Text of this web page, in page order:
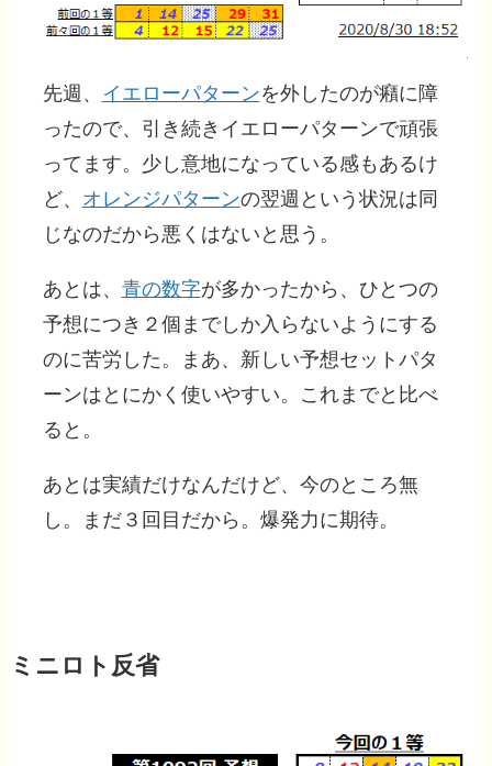
先週、 イエローパターンを外したのが癪に障
ったので、引き続きイエローパターンで頑張
ってます。少し意地になっている感もあるけ
ど、 オレンジパターンの翌週という状況は同
じなのだから悪くはないと思う。
あとは、 青の数字が多かったから、ひとつの
予想につき２個までしか入らないようにする
のに苦労した。まあ、新しい予想セットパタ
ーンはとにかく使いやすい。これまでと比べ
ると。
あとは実績だけなんだけど、今のところ無
し。まだ３回目だから。爆発力に期待。
ミニロト反省